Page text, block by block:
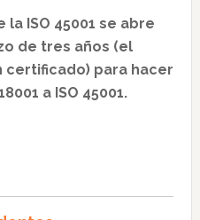
ISO 45001 se abre
de tres años (el
certificado) para hacer
a ISO 45001.